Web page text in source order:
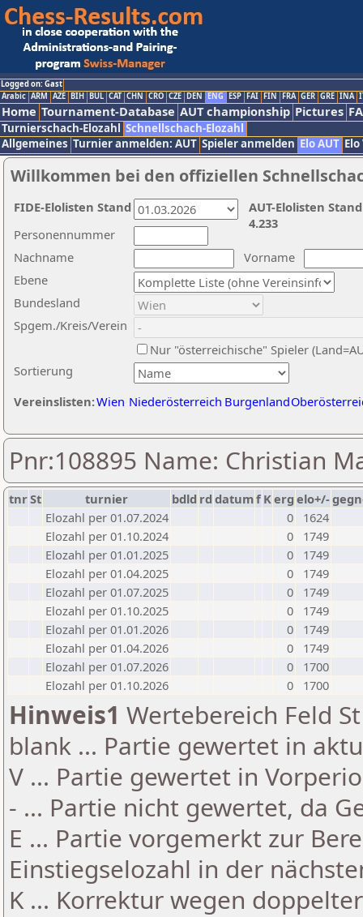
Logged on: Gast
Arabic ARM AZE BIH BUL CAT CHN CRO CZE DEN ENG ESP FAI FIN FRA GER GRE INA
Home Tournament-Database AUT championship Pictures
Turnierschach-Elozahl Schnellschach-Elozahl
Allgemeines Turnier anmelden: AUT Spieler anmelden Elo AUT
Willkommen bei den offiziellen
Nachname
Vorname
Ebene
Sortierung
Personennummer
Bundesland
Spgem./Kreis/Verein
Nur "österreichische" Spieler
Vereinslisten:Wien Niederösterreich Burgenland
AUT-Elolisten
4.233
FIDE-Elolisten Stand
Pnr:108895 Name: Christian
tnrSt turnier bdld rd datumf Kerg elo+/-
Elozahl per 01.07.2024
0
1624
Elozahl per 01.10.2024
0
1749
Elozahl per 01.01.2025
0
1749
Elozahl per 01.04.2025
0
1749
Elozahl per 01.07.2025
0
1749
Elozahl per 01.10.2025
0
1749
Elozahl per 01.01.2026
0
1749
Elozahl per 01.04.2026
0
1749
Elozahl per 01.07.2026
0
1700
Elozahl per 01.10.2026
0 1700
Hinweis1 Wertebereich Feld
blank ... Partie gewertet in
V ... Partie gewertet in
- ... Partie nicht gewertet, da
E ... Partie vorgemerkt zur
Einstiegselozahl in der
K ... Korrektur wegen